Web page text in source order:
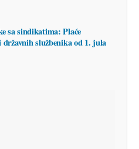
sa sindikatima: Plaće
službenika od 1. jula